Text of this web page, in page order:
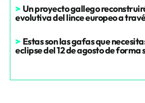
> Un proyecto gallego
evolutiva del lince europeo a
> Estas son las gafas que
eclipse del 12 de agosto de forma